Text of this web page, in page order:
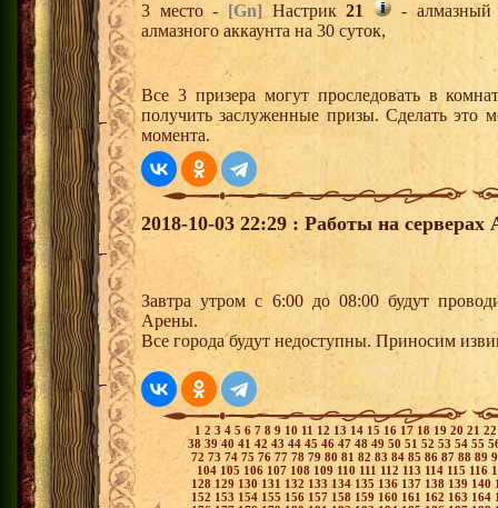
3 место - [Gn] Настрик21
-
алмазного аккаунта на 30 суток,
Все 3 призера могут проследовать в
получить заслуженные призы. Сделать это
момента.
2018-10-03 22:29 : Работы на
Завтра утром с 6:00 до 08:00 будут
Арены.
Все города будут недоступны. Приносим
1 2 3 4 5 6 7 8 9 10 11 12 13 14 15 16 17 18 19 20 21
38 39 40 41 42 43 44 45 46 47 48 49 50 51 52 53 54 55
72 73 74 75 76 77 78 79 80 81 82 83 84 85 86 87 88 89
104 105 106 107 108 109 110 111 112 113 114 115 116
128 129 130 131 132 133134 135 136 137 138 139 140
152 153 154 155 156 157 158 159 160 161 162 163 164